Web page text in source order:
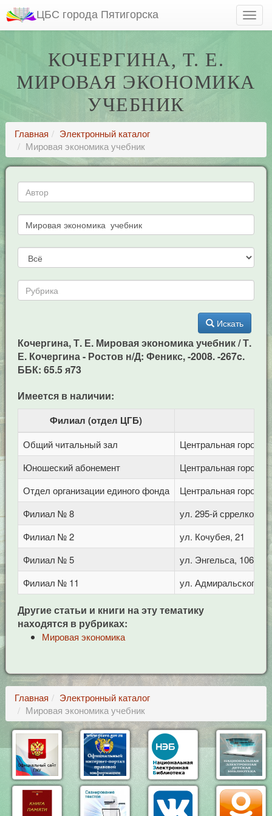
ЦБС города Пятигорска
КОЧЕРГИНА, Т. Е.
МИРОВАЯ ЭКОНОМИКА
УЧЕБНИК
Главная
Электронный каталог
Мировая экономика учебник
Искать
Кочергина, Т. Е. Мировая экономика учебник / Т.
Е. Кочергина - Ростов н/Д: Феникс, -2008. -267c.
ББК: 65.5 я73
Имеется в наличии:
Филиал (отдел ЦГБ)
Общий читальный зал
Центральная
Юношеский абонемент
Центральная
Отдел организации единого фонда
Центральная
Филиал № 8
ул. 295-й сррелковой
Филиал № 2
ул. Кочубея, 21
Филиал № 5
ул. Энгельса, 106
Филиал № 11
ул. Адмиральского, 8
Другие статьи и книги на эту тематику
находятся в рубриках:
Мировая экономика
Главная
Электронный каталог
Мировая экономика учебник